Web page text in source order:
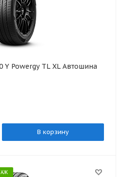
Y Powergy TL XL Автошина
В корзину